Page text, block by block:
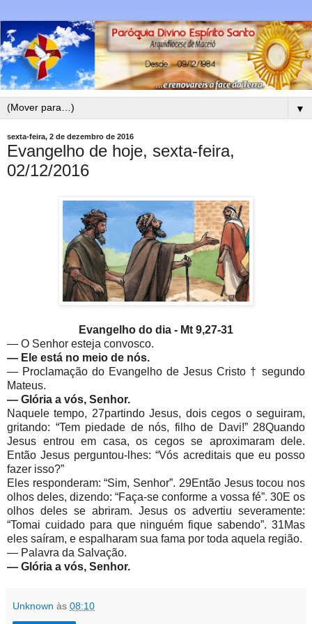
▼
sexta-feira, 2 de dezembro de 2016
Evangelho de hoje, sexta-feira,
02/12/2016
Evangelho do dia - Mt 9,27-31
— O Senhor esteja convosco.
— Ele está no meio de nós.
— Proclamação do Evangelho de Jesus Cristo † segundo
Mateus.
— Glória a vós, Senhor.
Naquele tempo, 27partindo Jesus, dois cegos o seguiram,
gritando: “Tem piedade de nós, filho de Davi!” 28Quando
Jesus entrou em casa, os cegos se aproximaram dele.
Então Jesus perguntou-lhes: “Vós acreditais que eu posso
fazer isso?”
Eles responderam: “Sim, Senhor”. 29Então Jesus tocou nos
olhos deles, dizendo: “Faça-se conforme a vossa fé”. 30E os
olhos deles se abriram. Jesus os advertiu severamente:
“Tomai cuidado para que ninguém fique sabendo”. 31Mas
eles saíram, e espalharam sua fama por toda aquela região.
— Palavra da Salvação.
— Glória a vós, Senhor.
Unknown às 08:10